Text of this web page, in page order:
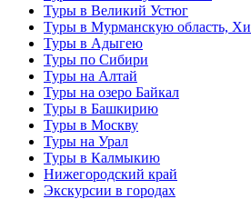
Туры в Великий Устюг
Туры в Мурманскую область,
Туры в Адыгею
Туры по Сибири
Туры на Алтай
Туры на озеро Байкал
Туры в Башкирию
Туры в Москву
Туры на Урал
Туры в Калмыкию
Нижегородский край
Экскурсии в городах